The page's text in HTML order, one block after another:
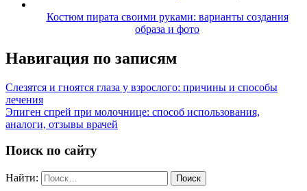
Костюм пирата своими руками: варианты создания
образа и фото
Навигация по записям
Слезятся и гноятся глаза у взрослого: причины и способы
лечения
Эпиген спрей при молочнице: способ использования,
аналоги, отзывы врачей
Поиск по сайту
Найти: